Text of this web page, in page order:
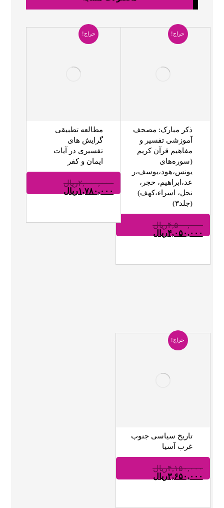
حراج!
ذکر مبارک: مصحف
آموزشی تفسیر و
مفاهیم قرآن کریم
(سوره‌های
یونس،هود،یوسف،ر
عد،ابراهیم، حجر،
نحل، اسراء،کهف)
(جلد۳)
۴,۵۰۰,۰۰۰ریال
۴,۰۵۰,۰۰۰ریال
حراج!
مطالعه تطبیقی
گرایش های
تفسیری در آیات
ایمان و کفر
۲,۰۰۰,۰۰۰ریال
۱,۷۸۰,۰۰۰ریال
حراج!
تاریخ سیاسی جنوب
غرب آسیا
۴,۱۵۰,۰۰۰ریال
۳,۶۵۰,۰۰۰ریال